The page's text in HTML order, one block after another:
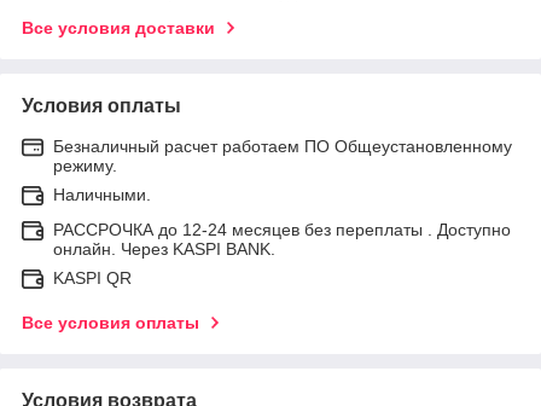
Все условия доставки
Условия оплаты
Безналичный расчет работаем ПО Общеустановленному
режиму.
Наличными.
РАССРОЧКА до 12-24 месяцев без переплаты . Доступно
онлайн. Через KASPI BANK.
KASPI QR
Все условия оплаты
Условия возврата